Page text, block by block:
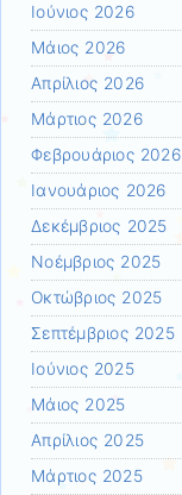
Ιούνιος 2026
Μάιος 2026
Απρίλιος 2026
Μάρτιος 2026
Φεβρουάριος 2026
Ιανουάριος 2026
Δεκέμβριος 2025
Νοέμβριος 2025
Οκτώβριος 2025
Σεπτέμβριος 2025
Ιούνιος 2025
Μάιος 2025
Απρίλιος 2025
Μάρτιος 2025